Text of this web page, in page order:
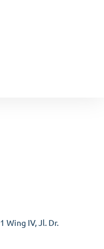
Wing IV, Jl. Dr.